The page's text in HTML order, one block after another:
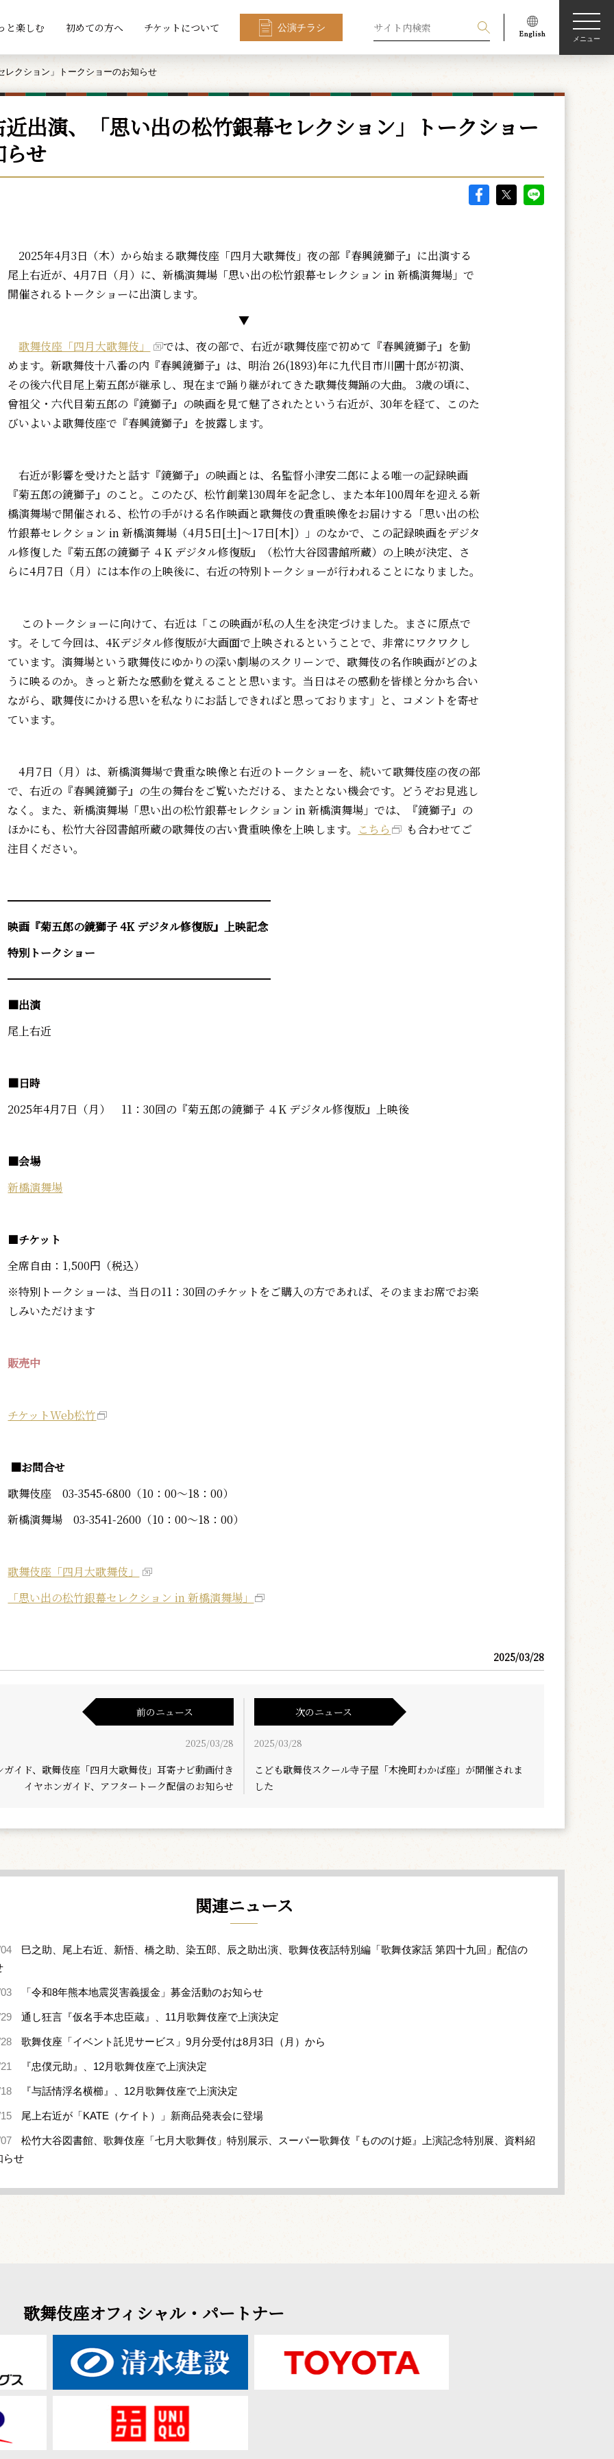
と楽しむ 初めての方へ チケットについて 公演チラシ
メニュー
レクション」トークショーのお知らせ
出演、「思い出の松竹銀幕セレクション」トークショー
せ
2025年4月3日（木）から始まる歌舞伎座「四月大歌舞伎」夜の部『春興鏡獅子』に出演する
尾上右近が、4月7日（月）に、新橋演舞場「思い出の松竹銀幕セレクション in 新橋演舞場」で
開催されるトークショーに出演します。
▼
歌舞伎座「四月大歌舞伎」
では、夜の部で、右近が歌舞伎座で初めて『春興鏡獅子』を勤
めます。新歌舞伎十八番の内『春興鏡獅子』は、明治 26(1893)年に九代目市川團十郎が初演、
その後六代目尾上菊五郎が継承し、現在まで踊り継がれてきた歌舞伎舞踊の大曲。 3歳の頃に、
曾祖父・六代目菊五郎の『鏡獅子』の映画を見て魅了されたという右近が、30年を経て、このた
びいよいよ歌舞伎座で『春興鏡獅子』を披露します。
右近が影響を受けたと話す『鏡獅子』の映画とは、名監督小津安二郎による唯一の記録映画
『菊五郎の鏡獅子』のこと。このたび、松竹創業130周年を記念し、また本年100周年を迎える新
橋演舞場で開催される、松竹の手がける名作映画と歌舞伎の貴重映像をお届けする「思い出の松
竹銀幕セレクション in 新橋演舞場（4月5日[土]～17日[木]）」のなかで、この記録映画をデジタ
ル修復した『菊五郎の鏡獅子 ４K デジタル修復版』（松竹大谷図書館所蔵）の上映が決定、さ
らに4月7日（月）には本作の上映後に、右近の特別トークショーが行われることになりました。
このトークショーに向けて、右近は「この映画が私の人生を決定づけました。まさに原点で
す。そして今回は、4Kデジタル修復版が大画面で上映されるということで、非常にワクワクし
ています。演舞場という歌舞伎にゆかりの深い劇場のスクリーンで、歌舞伎の名作映画がどのよ
うに映るのか。きっと新たな感動を覚えることと思います。当日はその感動を皆様と分かち合い
ながら、歌舞伎にかける思いを私なりにお話しできればと思っております」と、コメントを寄せ
ています。
4月7日（月）は、新橋演舞場で貴重な映像と右近のトークショーを、続いて歌舞伎座の夜の部
で、右近の『春興鏡獅子』の生の舞台をご覧いただける、またとない機会です。どうぞお見逃し
なく。また、新橋演舞場「思い出の松竹銀幕セレクション in 新橋演舞場」では、『鏡獅子』の
ほかにも、松竹大谷図書館所蔵の歌舞伎の古い貴重映像を上映します。
こちら
も合わせてご
注目ください。
━━━━━━━━━━━━━━━━━━━━━━━━
映画『菊五郎の鏡獅子 4K デジタル修復版』上映記念
特別トークショー
━━━━━━━━━━━━━━━━━━━━━━━━
■出演
尾上右近
■日時
2025年4月7日（月） 11：30回の『菊五郎の鏡獅子 ４K デジタル修復版』上映後
■会場
新橋演舞場
■チケット
全席自由：1,500円（税込）
※特別トークショーは、当日の11：30回のチケットをご購入の方であれば、そのままお席でお楽
しみいただけます
販売中
チケットWeb松竹
■お問合せ
歌舞伎座 03-3545-6800（10：00～18：00）
新橋演舞場 03-3541-2600（10：00～18：00）
歌舞伎座「四月大歌舞伎」
「思い出の松竹銀幕セレクション in 新橋演舞場」
2025/03/28
前のニュース
2025/03/28
ガイド、歌舞伎座「四月大歌舞伎」耳寄ナビ動画付き
イヤホンガイド、アフタートーク配信のお知らせ
次のニュース
2025/03/28
こども歌舞伎スクール寺子屋「木挽町わかば座」が開催されま
した
関連ニュース
巳之助、尾上右近、新悟、橋之助、染五郎、辰之助出演、歌舞伎夜話特別編「歌舞伎家話 第四十九回」配信の
「令和8年熊本地震災害義援金」募金活動のお知らせ
通し狂言『仮名手本忠臣蔵』、11月歌舞伎座で上演決定
歌舞伎座「イベント託児サービス」9月分受付は8月3日（月）から
『忠僕元助』、12月歌舞伎座で上演決定
『与話情浮名横櫛』、12月歌舞伎座で上演決定
尾上右近が「KATE（ケイト）」新商品発表会に登場
松竹大谷図書館、歌舞伎座「七月大歌舞伎」特別展示、スーパー歌舞伎『もののけ姫』上演記念特別展、資料紹
らせ
歌舞伎座オフィシャル・パートナー